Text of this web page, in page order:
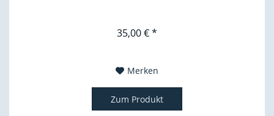
35,00 € *
Merken
Zum Produkt